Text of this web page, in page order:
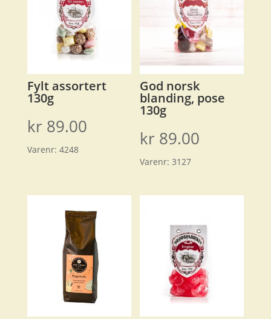
Fylt assortert
130g
kr 89.00
Varenr: 4248
God norsk
blanding, pose
130g
kr 89.00
Varenr:3127